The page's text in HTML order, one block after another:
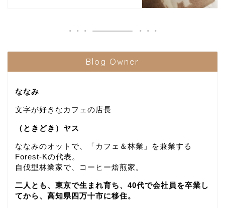
Blog Owner
ななみ
文字が好きなカフェの店長
（ときどき）ヤス
ななみのオットで、「カフェ＆林業」を兼業する
Forest-Kの代表。
自伐型林業家で、コーヒー焙煎家。
二人とも、東京で生まれ育ち、40代で会社員を卒業し
てから、高知県四万十市に移住。